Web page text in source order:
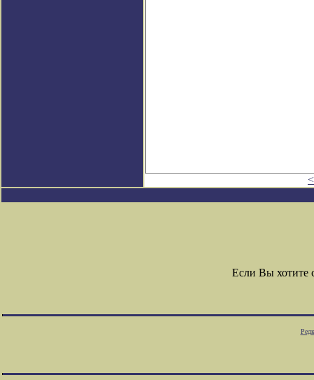
Если Вы хотите